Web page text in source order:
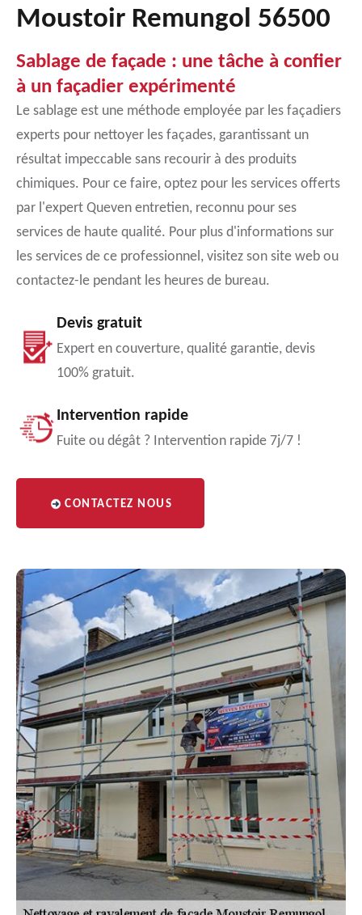
Moustoir Remungol 56500
Sablage de façade : une tâche à confier
à un façadier expérimenté
Le sablage est une méthode employée par les façadiers
experts pour nettoyer les façades, garantissant un
résultat impeccable sans recourir à des produits
chimiques. Pour ce faire, optez pour les services offerts
par l'expert Queven entretien, reconnu pour ses
services de haute qualité. Pour plus d'informations sur
les services de ce professionnel, visitez son site web ou
contactez-le pendant les heures de bureau.
Devis gratuit
Expert en couverture, qualité garantie, devis
100% gratuit.
Intervention rapide
Fuite ou dégât ? Intervention rapide 7j/7 !
CONTACTEZ NOUS